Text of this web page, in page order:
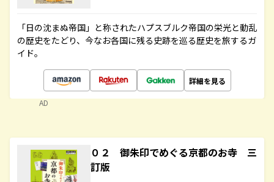
「日の沈まぬ帝国」と称されたハプスブルク帝国の栄光と動乱
の歴史をたどり、今なお各国に残る史跡を巡る歴史を旅するガ
イド。
詳細を見る
AD
０２ 御朱印でめぐる京都のお寺 三
訂版